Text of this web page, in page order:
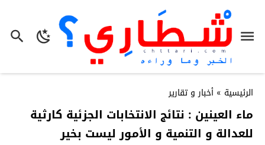
الرئيسية » أخبار و تقارير
ماء العينين : نتائج الانتخابات الجزئية كارثية
للعدالة و التنمية و الأمور ليست بخير